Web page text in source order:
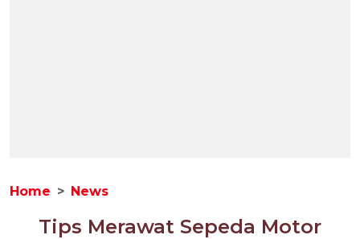
Home News
Tips Merawat Sepeda Motor